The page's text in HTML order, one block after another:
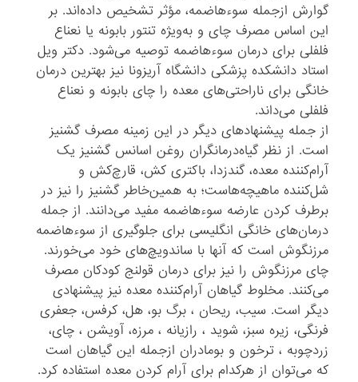
گوارش ازجمله سوءهاضمه، مؤثر تشخیص داده‌اند. بر
این اساس مصرف چای و به‌ویژه تنتور بابونه یا نعناع
فلفلی برای درمان سوء‌هاضمه توصیه می‌شود. دکتر ویل
استاد دانشکده پزشکی دانشگاه آریزونا نیز بهترین درمان
خانگی برای ناراحتی‌های معده را چای بابونه و نعناع
فلفلی می‌داند.
از جمله پیشنهاد‌های دیگر در این زمینه مصرف گشنیز
است. از نظر گیاه‌درمانگران روغن اسانس گشنیز یک
آرام‌کننده معده، گند‌زدا، باکتری کش، قارچ‌کش و
شل‌کننده ماهیچه‌هاست؛ به همین‌خاطر گشنیز را نیز در
برطرف کردن عارضه سوء‌هاضمه مفید می‌دانند. از جمله
درمان‌های خانگی انگلیسی برای جلوگیری از سوء‌هاضمه
مرزنگوش است که آنها با ساندویچ‌های خود می‌خورند.
چای مرزنگوش را نیز برای درمان قولنج کودکان مصرف
می‌کنند. مخلوط گیاهان آرام‌کننده معده نیز پیشنهادی
دیگر است. سیب، ریحان ، برگ بو، هل، کرفس، جعفری
فرنگی، زیره سبز، شوید ، رازیانه ، مرزه، آویشن ، چای،
زردچوبه ، ترخون و بومادران ازجمله این گیاهان است
که می‌توان از هرکدام برای آرام کردن معده استفاده کرد.